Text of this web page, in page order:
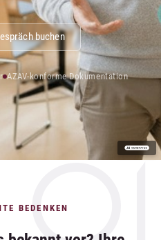
buchen
AZAV-konforme Dokumentation
BEDENKEN